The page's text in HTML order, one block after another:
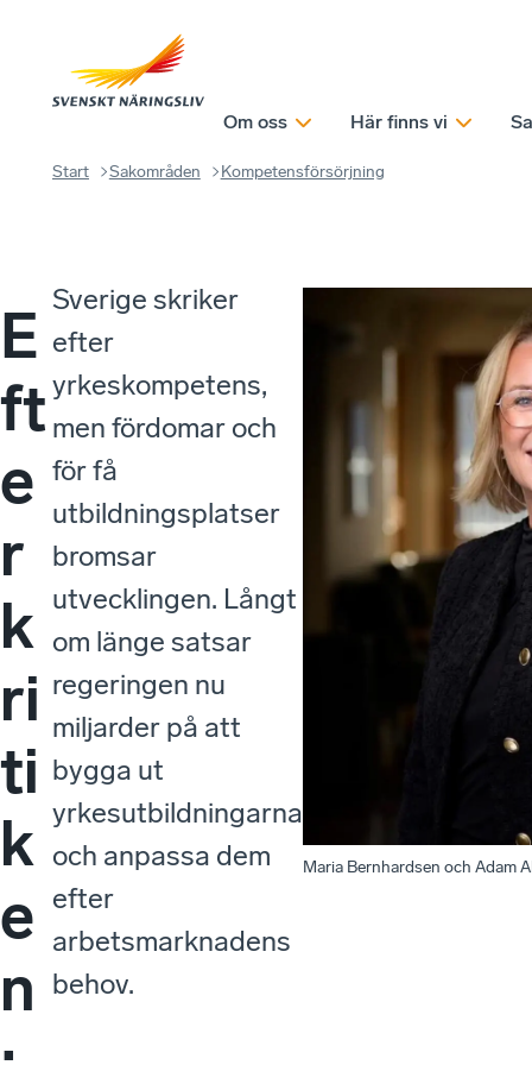
Om oss Här finns vi
Start Sakområden Kompetensförsörjning
E
ft
e
r
k
ri
ti
k
e
n
Sverige skriker
efter
yrkeskompetens,
men fördomar och
för få
utbildningsplatser
bromsar
utvecklingen. Långt
om länge satsar
regeringen nu
miljarder på att
bygga ut
yrkesutbildningarna
och anpassa dem
efter
arbetsmarknadens
behov.
Maria Bernhardsen och Adam